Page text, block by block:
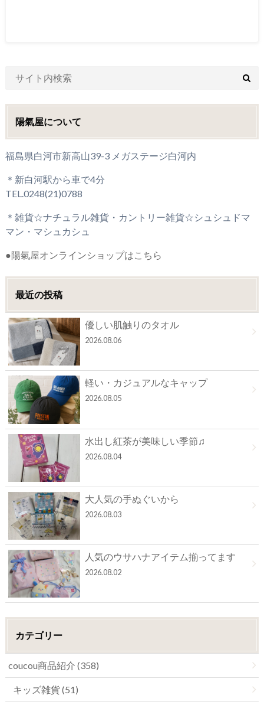
陽氣屋について
福島県白河市新高山39-3 メガステージ白河内
＊新白河駅から車で4分
TEL.0248(21)0788
＊雑貨☆ナチュラル雑貨・カントリー雑貨☆シュシュドマ
マン・マシュカシュ
●陽氣屋オンラインショップはこちら
最近の投稿
優しい肌触りのタオル
2026.08.06
軽い・カジュアルなキャップ
2026.08.05
水出し紅茶が美味しい季節♫
2026.08.04
大人気の手ぬぐいから
2026.08.03
人気のウサハナアイテム揃ってます
2026.08.02
カテゴリー
coucou商品紹介 (358)
キッズ雑貨 (51)